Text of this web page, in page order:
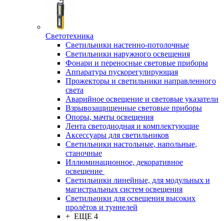
Светотехника
Светильники настенно-потолочные
Светильники наружного освещения
Фонари и переносные световые приборы
Аппаратура пускорегулирующая
Прожекторы и светильники направленного
света
Аварийное освещение и световые указатели
Взрывозащищенные световые приборы
Опоры, мачты освещения
Лента светодиодная и комплектующие
Аксессуары для светильников
Светильники настольные, напольные,
станочные
Иллюминационное, декоративное
освещение
Светильники линейные, для модульных и
магистральных систем освещения
Светильники для освещения высоких
пролётов и туннелей
+ ЕЩЕ 4